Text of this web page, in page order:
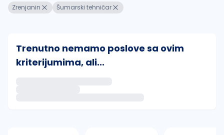
Zrenjanin Šumarski tehničar
Trenutno nemamo poslove sa ovim
kriterijumima, ali...